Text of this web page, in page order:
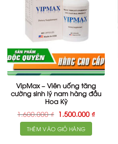
VipMax – Viên uống tăng
cường sinh lý nam hàng đầu
Hoa Kỳ
1.600.000₫ Giá
gốc
là:
1.600.000 ₫.
1.500.000 ₫Giá
hiện
THÊM VÀO GIỎ HÀNG